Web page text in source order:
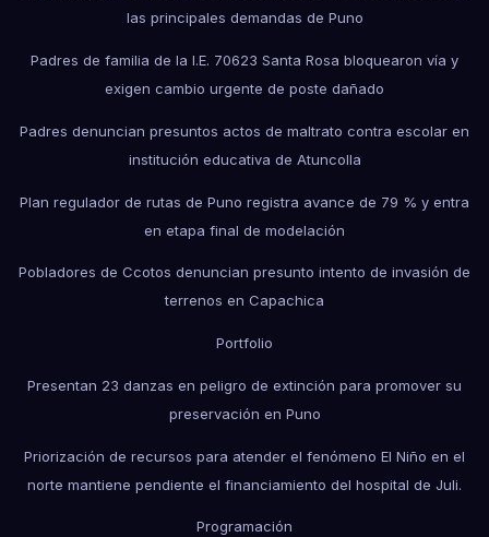
las principales demandas de Puno
Padres de familia de la I.E. 70623 Santa Rosa bloquearon vía y
exigen cambio urgente de poste dañado
Padres denuncian presuntos actos de maltrato contra escolar en
institución educativa de Atuncolla
Plan regulador de rutas de Puno registra avance de 79 % y entra
en etapa final de modelación
Pobladores de Ccotos denuncian presunto intento de invasión de
terrenos en Capachica
Portfolio
Presentan 23 danzas en peligro de extinción para promover su
preservación en Puno
Priorización de recursos para atender el fenómeno El Niño en el
norte mantiene pendiente el financiamiento del hospital de Juli.
Programación